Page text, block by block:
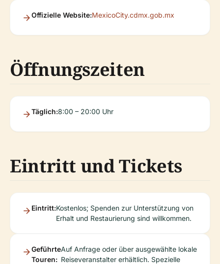
Offizielle Website:MexicoCity.cdmx.gob.mx
Öffnungszeiten
Täglich:8:00 – 20:00 Uhr
Eintritt und Tickets
Eintritt:Kostenlos; Spenden zur Unterstützung von
Erhalt und Restaurierung sind willkommen.
Geführte
Touren:
Auf Anfrage oder über ausgewählte lokale
Reiseveranstalter erhältlich. Spezielle